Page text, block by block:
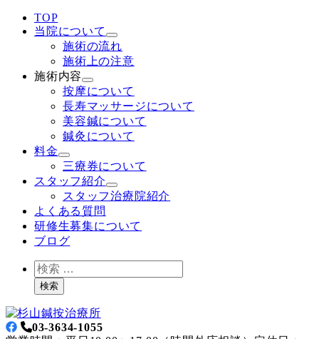
TOP
当院について
施術の流れ
施術上の注意
施術内容
按摩について
長寿マッサージについて
美容鍼について
鍼灸について
料金
三療券について
スタッフ紹介
スタッフ治療院紹介
よくある質問
研修生募集について
ブログ
検
索検索
03-3634-1055